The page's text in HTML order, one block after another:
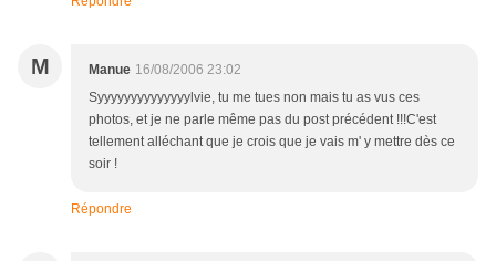
M Manue 16/08/2006 23:02
Syyyyyyyyyyyyyylvie, tu me tues non mais tu as vus ces
photos, et je ne parle même pas du post précédent !!!C'est
tellement alléchant que je crois que je vais m' y mettre dès ce
soir !
Répondre